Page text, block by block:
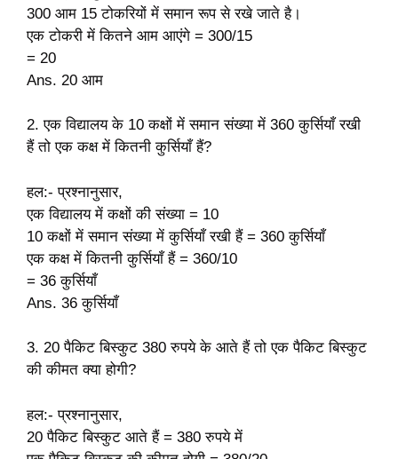
300 आम 15 टोकरियों में समान रूप से रखे जाते है।
एक टोकरी में कितने आम आएंगे = 300/15
= 20
Ans. 20 आम
2. एक विद्यालय के 10 कक्षों में समान संख्या में 360 कुर्सियाँ रखी
हैं तो एक कक्ष में कितनी कुर्सियाँ हैं?
हल:- प्रश्नानुसार,
एक विद्यालय में कक्षों की संख्या = 10
10 कक्षों में समान संख्या में कुर्सियाँ रखी हैं = 360 कुर्सियाँ
एक कक्ष में कितनी कुर्सियाँ हैं = 360/10
= 36 कुर्सियाँ
Ans. 36 कुर्सियाँ
3. 20 पैकिट बिस्कुट 380 रुपये के आते हैं तो एक पैकिट बिस्कुट
की कीमत क्या होगी?
हल:- प्रश्नानुसार,
20 पैकिट बिस्कुट आते हैं = 380 रुपये में